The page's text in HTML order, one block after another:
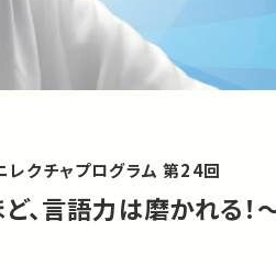
レクチャプログラム 第24回
ど、言語力は磨かれる